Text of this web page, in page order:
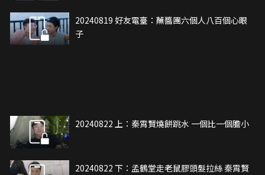
20240819 好友電臺：蘸醬團六個人八百個心眼
子
20240822 上：秦霄賢燒餅跳水 一個比一個膽小
20240822 下：孟鶴堂走老鼠膠頭髮拉絲 秦霄賢